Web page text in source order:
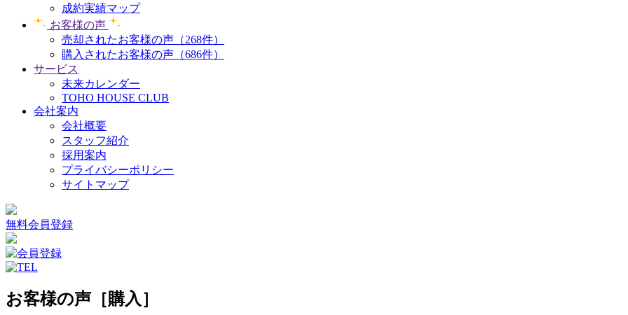
成約実績マップ
お客様の声
売却されたお客様の声（268件）
購入されたお客様の声（686件）
サービス
未来カレンダー
TOHO HOUSE CLUB
会社案内
会社概要
スタッフ紹介
採用案内
プライバシーポリシー
サイトマップ
無料会員登録
お客様の声［購入］